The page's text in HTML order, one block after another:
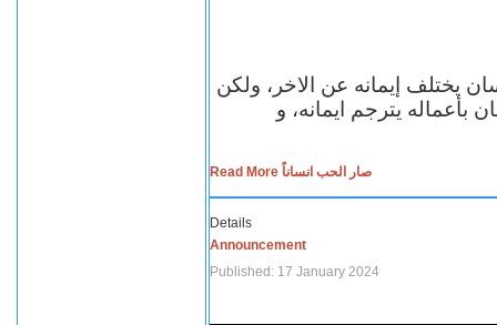
يختلف إيمانه عن الاخر، ولكن
بأعماله يترجم ايمانه، و
Read More صار الحب انساناً
Details
Announcement
Published: 17 January 2024